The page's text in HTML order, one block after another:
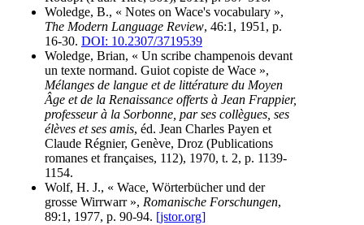
Woledge, B., « Notes on Wace's vocabulary »,
The Modern Language Review, 46:1, 1951, p.
16-30. DOI: 10.2307/3719539
Woledge, Brian, « Un scribe champenois devant
un texte normand. Guiot copiste de Wace »,
Mélanges de langue et de littérature du Moyen
Âge et de la Renaissance offerts à Jean Frappier,
professeur à la Sorbonne, par ses collègues, ses
élèves et ses amis, éd. Jean Charles Payen et
Claude Régnier, Genève, Droz (Publications
romanes et françaises, 112), 1970, t. 2, p. 1139-
1154.
Wolf, H. J., « Wace, Wörterbücher und der
grosse Wirrwarr », Romanische Forschungen,
89:1, 1977, p. 90-94. [jstor.org]